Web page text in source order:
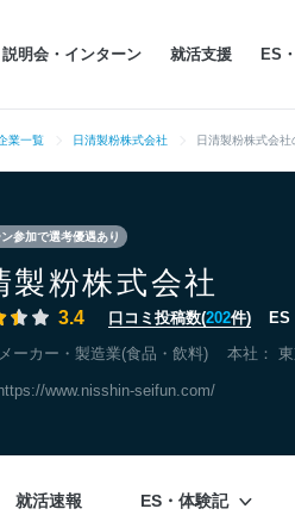
説明会・インターン 就活支援 ES
業一覧 日清製粉株式会社 日清製粉株式会社
参加で選考優遇あり
製粉株式会社
3.4 口コミ投稿数(202件) ES
メーカー・製造業(食品・飲料) 本社：
https://www.nisshin-seifun.com/
就活速報 ES・体験記